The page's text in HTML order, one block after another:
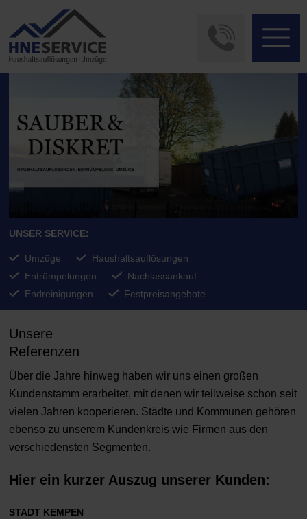
UNSER SERVICE:
Umzüge
Haushaltsauflösungen
Entrümpelungen
Nachlassankauf
Endreinigungen
Festpreisangebote
Unsere
Referenzen
Über die Jahre hinweg haben wir uns einen großen
Kundenstamm erarbeitet, mit denen wir teilweise schon seit
vielen Jahren kooperieren. Städte und Kommunen gehören
ebenso zu unserem Kundenkreis wie Firmen aus den
verschiedensten Segmenten.
Hier ein kurzer Auszug unserer Kunden:
STADT KEMPEN